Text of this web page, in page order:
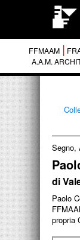
FFMAAM
A.A.M.
Segno,
di
Paolo
propria